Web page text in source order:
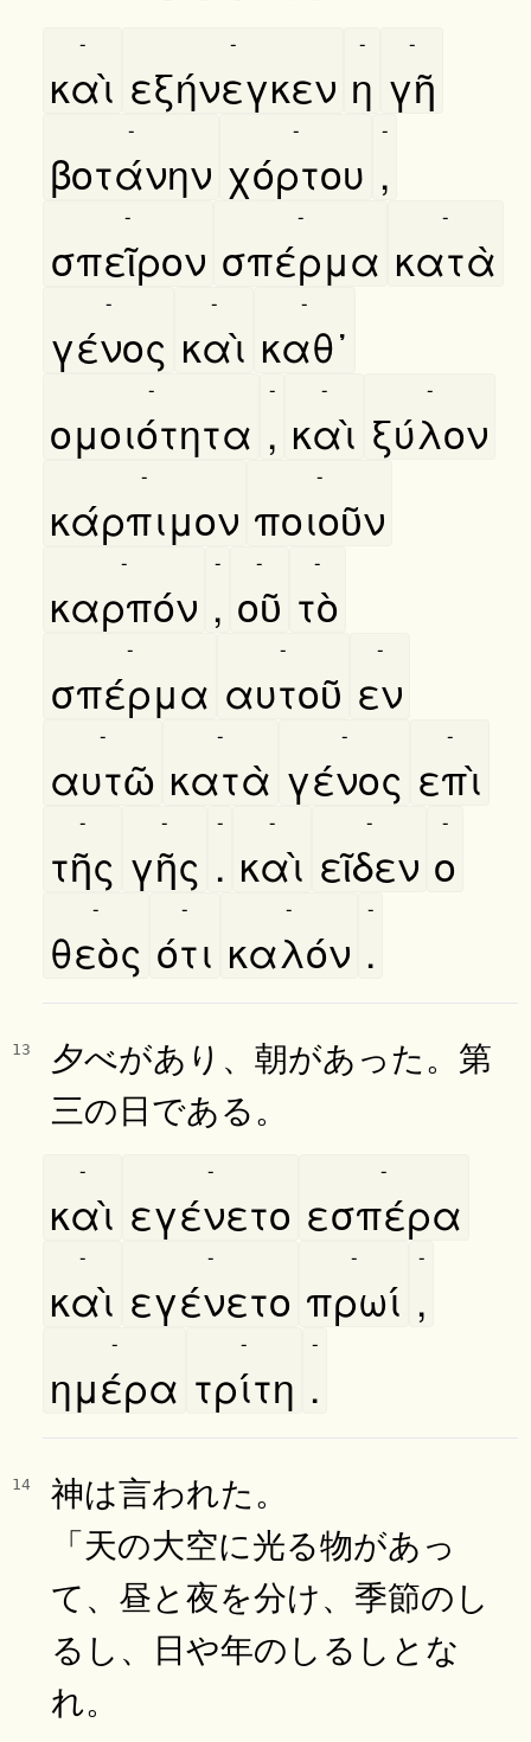
καὶ
-
εξήνεγκεν
-
η
-
γῆ
-
βοτάνην
-
χόρτου
-
,
-
σπεῖρον
-
σπέρμα
-
κατὰ
-
γένος
-
καὶ
-
καθ᾿
-
ομοιότητα
-
,
-
καὶ
-
ξύλον
-
κάρπιμον
-
ποιοῦν
-
καρπόν
-
,
-
οῦ
-
τὸ
-
σπέρμα
-
αυτοῦ
-
εν
-
αυτῶ
-
κατὰ
-
γένος
-
επὶ
-
τῆς
-
γῆς
-
.
-
καὶ
-
εῖδεν
-
ο
-
θεὸς
-
ότι
-
καλόν
-
.
-
13
夕べがあり、朝があった。第
三の日である。
καὶ
-
εγένετο
-
εσπέρα
-
καὶ
-
εγένετο
-
πρωί
-
,
-
ημέρα
-
τρίτη
-
.
-
14
神は言われた。
「天の大空に光る物があっ
て、昼と夜を分け、季節のし
るし、日や年のしるしとな
れ。